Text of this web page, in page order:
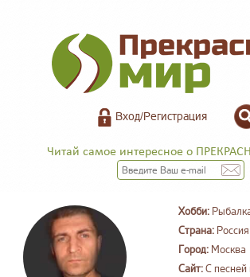
Вход/Регистрация
Читай самое интересное о
Хобби:
Страна: Россия
Город: Москва
Сайт:С песней